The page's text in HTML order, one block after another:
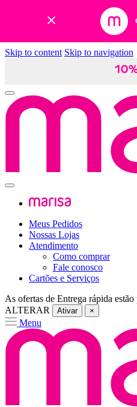
Skip to content Skip to navigation
Meus Pedidos
Nossas Lojas
Atendimento
Como comprar
Fale conosco
Cartões e Serviços
As ofertas de Entrega rápida estão
ALTERAR
Ativar ×
Menu